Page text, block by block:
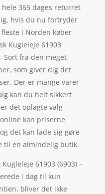
365 dages returret
hvis du nu fortryder
i Norden køber
Kugleleje 61903
Sort fra den meget
som giver dig det
Der er mange varer
kan du helt sikkert
det oplagte valg
kan priserne
det kan lade sig gøre
til en almindelig butik.
61903 (6903) –
i dag til kun
bliver det ikke